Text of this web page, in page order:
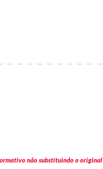
não substituindo o